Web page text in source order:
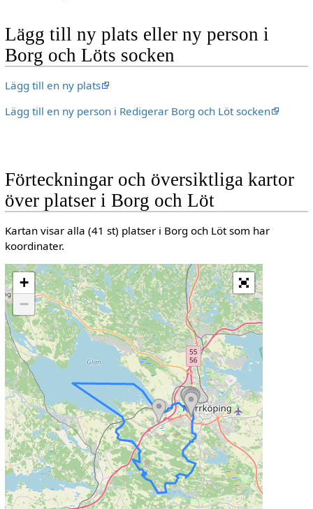
Lägg till ny plats eller ny person i
Borg och Löts socken
Lägg till en ny plats
Lägg till en ny person i Redigerar Borg och Löt socken
Förteckningar och översiktliga kartor
över platser i Borg och Löt
Kartan visar alla (41 st) platser i Borg och Löt som har
koordinater.
+
−